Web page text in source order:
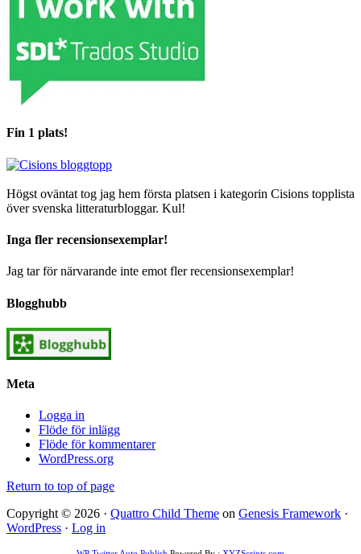
Fin 1 plats!
Högst oväntat tog jag hem första platsen i kategorin Cisions topplista
över svenska litteraturbloggar. Kul!
Inga fler recensionsexemplar!
Jag tar för närvarande inte emot fler recensionsexemplar!
Blogghubb
Meta
Logga in
Flöde för inlägg
Flöde för kommentarer
WordPress.org
Return to top of page
Copyright © 2026 · Quattro Child Theme on Genesis Framework ·
WordPress · Log in